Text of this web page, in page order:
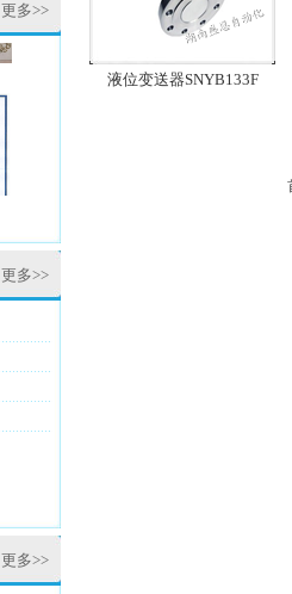
更多>>
更多>>
更多>>
液位变送器SNYB133F